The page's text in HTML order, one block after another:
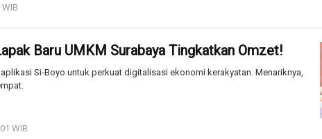
Baru UMKM Surabaya Tingkatkan Omzet!
Si-Boyo untuk perkuat digitalisasi ekonomi kerakyatan. Menariknya,
WIB